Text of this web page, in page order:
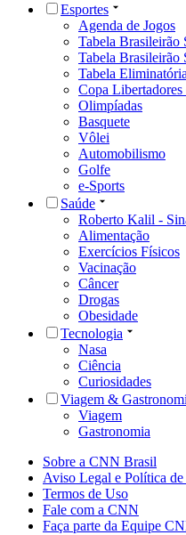
Esportes
Agenda de Jogos
Tabela Brasileirão
Tabela Brasileirão
Tabela
Copa Libertadores
Olimpíadas
Basquete
Vôlei
Automobilismo
Golfe
e-Sports
Saúde
Roberto Kalil -
Alimentação
Exercícios Físicos
Vacinação
Câncer
Drogas
Obesidade
Tecnologia
Nasa
Ciência
Curiosidades
Viagem &
Viagem
Gastronomia
Sobre a CNN Brasil
Aviso Legal e Política
Termos de Uso
Fale com a CNN
Faça parte da Equipe